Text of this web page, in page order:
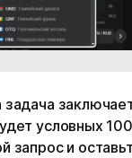
задача
условных
запрос и